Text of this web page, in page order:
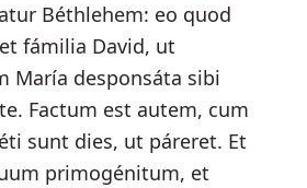
Béthlehem: eo quod
fámilia David, ut
María desponsáta sibi
Factum est autem, cum
sunt dies, ut páreret. Et
primogénitum, et